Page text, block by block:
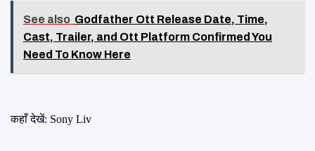
See also Godfather Ott Release Date, Time,
Cast, Trailer, and Ott Platform Confirmed You
Need To Know Here
कहाँ देखें: Sony Liv